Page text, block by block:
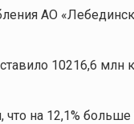
АО
10216,6 млн
на 12,1% больше